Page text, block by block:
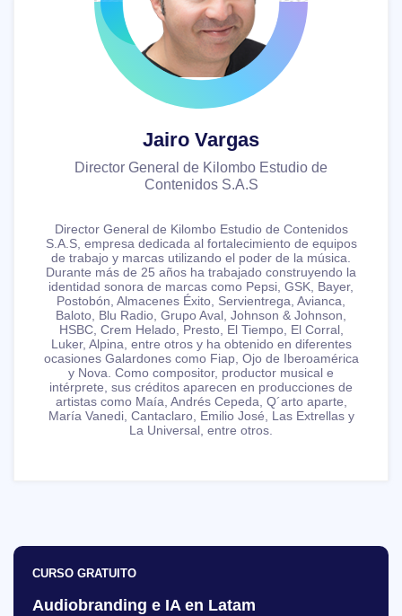
Jairo Vargas
Director General de Kilombo Estudio de
Contenidos S.A.S
Director General de Kilombo Estudio de Contenidos
S.A.S, empresa dedicada al fortalecimiento de equipos
de trabajo y marcas utilizando el poder de la música.
Durante más de 25 años ha trabajado construyendo la
identidad sonora de marcas como Pepsi, GSK, Bayer,
Postobón, Almacenes Éxito, Servientrega, Avianca,
Baloto, Blu Radio, Grupo Aval, Johnson & Johnson,
HSBC, Crem Helado, Presto, El Tiempo, El Corral,
Luker, Alpina, entre otros y ha obtenido en diferentes
ocasiones Galardones como Fiap, Ojo de Iberoamérica
y Nova. Como compositor, productor musical e
intérprete, sus créditos aparecen en producciones de
artistas como Maía, Andrés Cepeda, Q´arto aparte,
María Vanedi, Cantaclaro, Emilio José, Las Extrellas y
La Universal, entre otros.
CURSO GRATUITO
Audiobranding e IA en Latam